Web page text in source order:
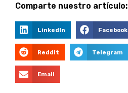
Comparte nuestro artículo:
LinkedIn Facebook
Reddit Telegram
Email